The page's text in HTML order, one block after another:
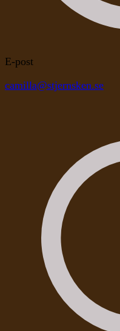
E-post
camilla@stjernsken.se